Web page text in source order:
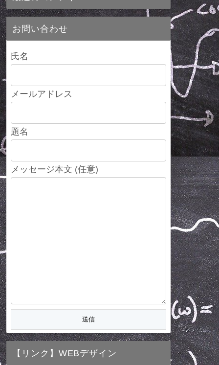
お問い合わせ
氏名
メールアドレス
題名
メッセージ本文 (任意)
【リンク】WEBデザイン